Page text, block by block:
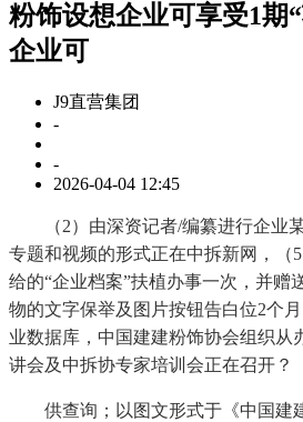
粉饰设想企业可享受1期
企业可
J9直营集团
-
-
2026-04-04 12:45
（2）由深资记者/编纂进行企业某
专题和视频的形式正在中拆新网，（
给的“企业档案”扶植办事一次，并赠
物的文字保举及图片按钮告白位2个
业数据库，中国建建粉饰协会组织从
讲会及中拆协专家培训会正在召开？
供查询；以图文形式于《中国建